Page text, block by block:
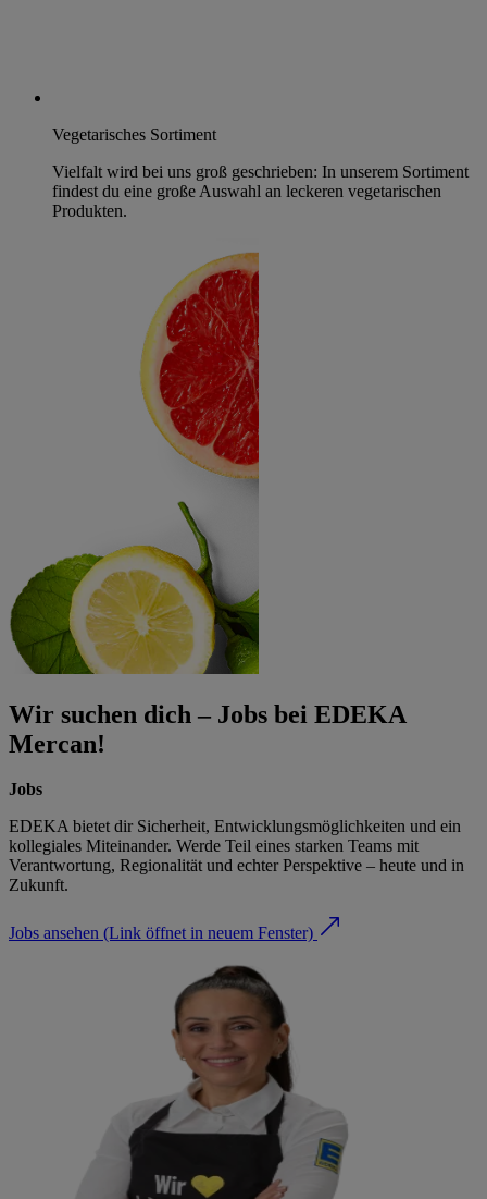
Vegetarisches Sortiment
Vielfalt wird bei uns groß geschrieben: In unserem Sortiment
findest du eine große Auswahl an leckeren vegetarischen
Produkten.
Wir suchen dich – Jobs bei EDEKA
Mercan!
Jobs
EDEKA bietet dir Sicherheit, Entwicklungsmöglichkeiten und ein
kollegiales Miteinander. Werde Teil eines starken Teams mit
Verantwortung, Regionalität und echter Perspektive – heute und in
Zukunft.
Jobs ansehen (Link öffnet in neuem Fenster)